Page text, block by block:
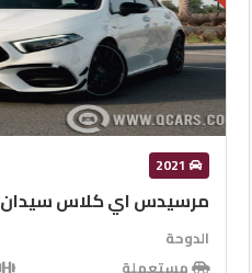
2021
مرسيدس اي كلاس سيدان
الدوحة